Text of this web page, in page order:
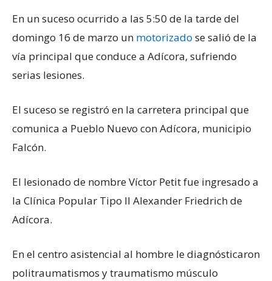
En un suceso ocurrido a las 5:50 de la tarde del
domingo 16 de marzo un motorizado se salió de la
vía principal que conduce a Adícora, sufriendo
serias lesiones.
El suceso se registró en la carretera principal que
comunica a Pueblo Nuevo con Adícora, municipio
Falcón.
El lesionado de nombre Víctor Petit fue ingresado a
la Clínica Popular Tipo II Alexander Friedrich de
Adícora.
En el centro asistencial al hombre le diagnósticaron
politraumatismos y traumatismo músculo